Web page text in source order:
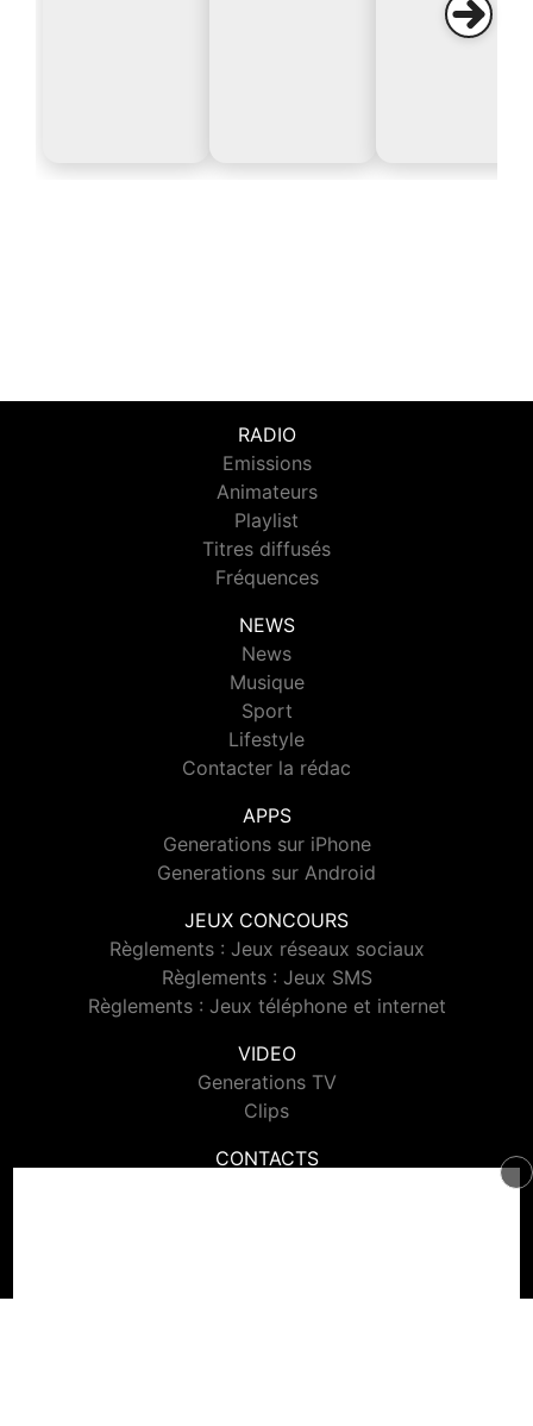
RADIO
Emissions
Animateurs
Playlist
Titres diffusés
Fréquences
NEWS
News
Musique
Sport
Lifestyle
Contacter la rédac
APPS
Generations sur iPhone
Generations sur Android
JEUX CONCOURS
Règlements : Jeux réseaux sociaux
Règlements : Jeux SMS
Règlements : Jeux téléphone et internet
VIDEO
Generations TV
Clips
CONTACTS